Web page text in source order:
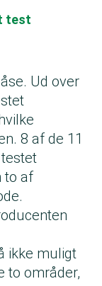
test
Ud over
8 af de 11
to af
ikke muligt
to områder,